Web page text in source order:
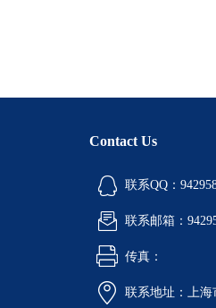
Contact Us
联系QQ：
联系邮箱：
传真：
联系地址：上海